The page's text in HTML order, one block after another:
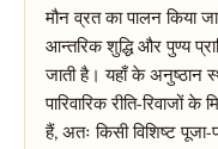
मौन व्रत का पालन किया
आन्तरिक शुद्धि और पुण्य
जाती है। यहाँ के अनुष्ठान
पारिवारिक रीति-रिवाजों
हैं, अतः किसी विशिष्ट पूजा-